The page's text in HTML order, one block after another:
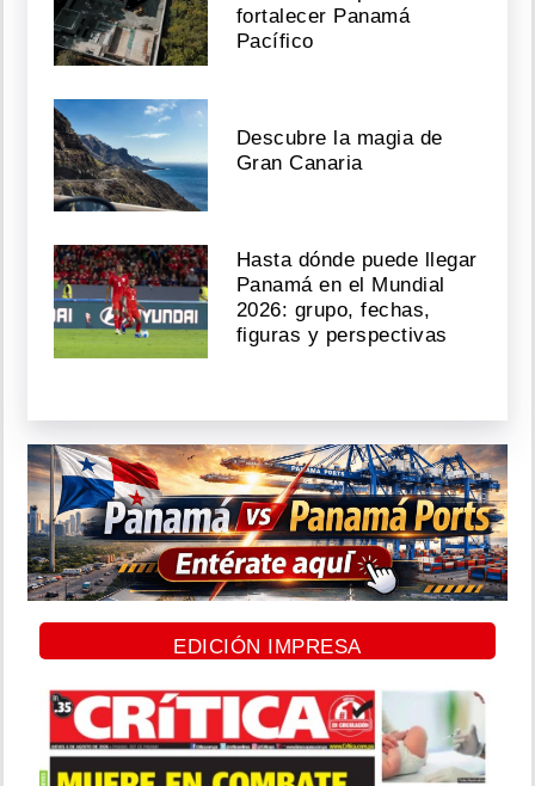
fortalecer Panamá
Pacífico
Descubre la magia de
Gran Canaria
Hasta dónde puede llegar
Panamá en el Mundial
2026: grupo, fechas,
figuras y perspectivas
EDICIÓN IMPRESA